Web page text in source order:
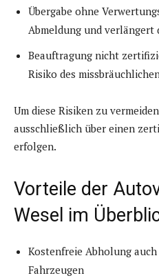
Übergabe ohne
Abmeldung und verlängert
Beauftragung nicht
Risiko des
Um diese Risiken zu
ausschließlich über einen
erfolgen.
Vorteile der
Wesel im
Kostenfreie Abholung
Fahrzeugen